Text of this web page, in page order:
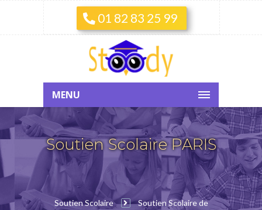
01 82 83 25 99
MENU
Soutien Scolaire PARIS
Soutien Scolaire
Soutien Scolaire de